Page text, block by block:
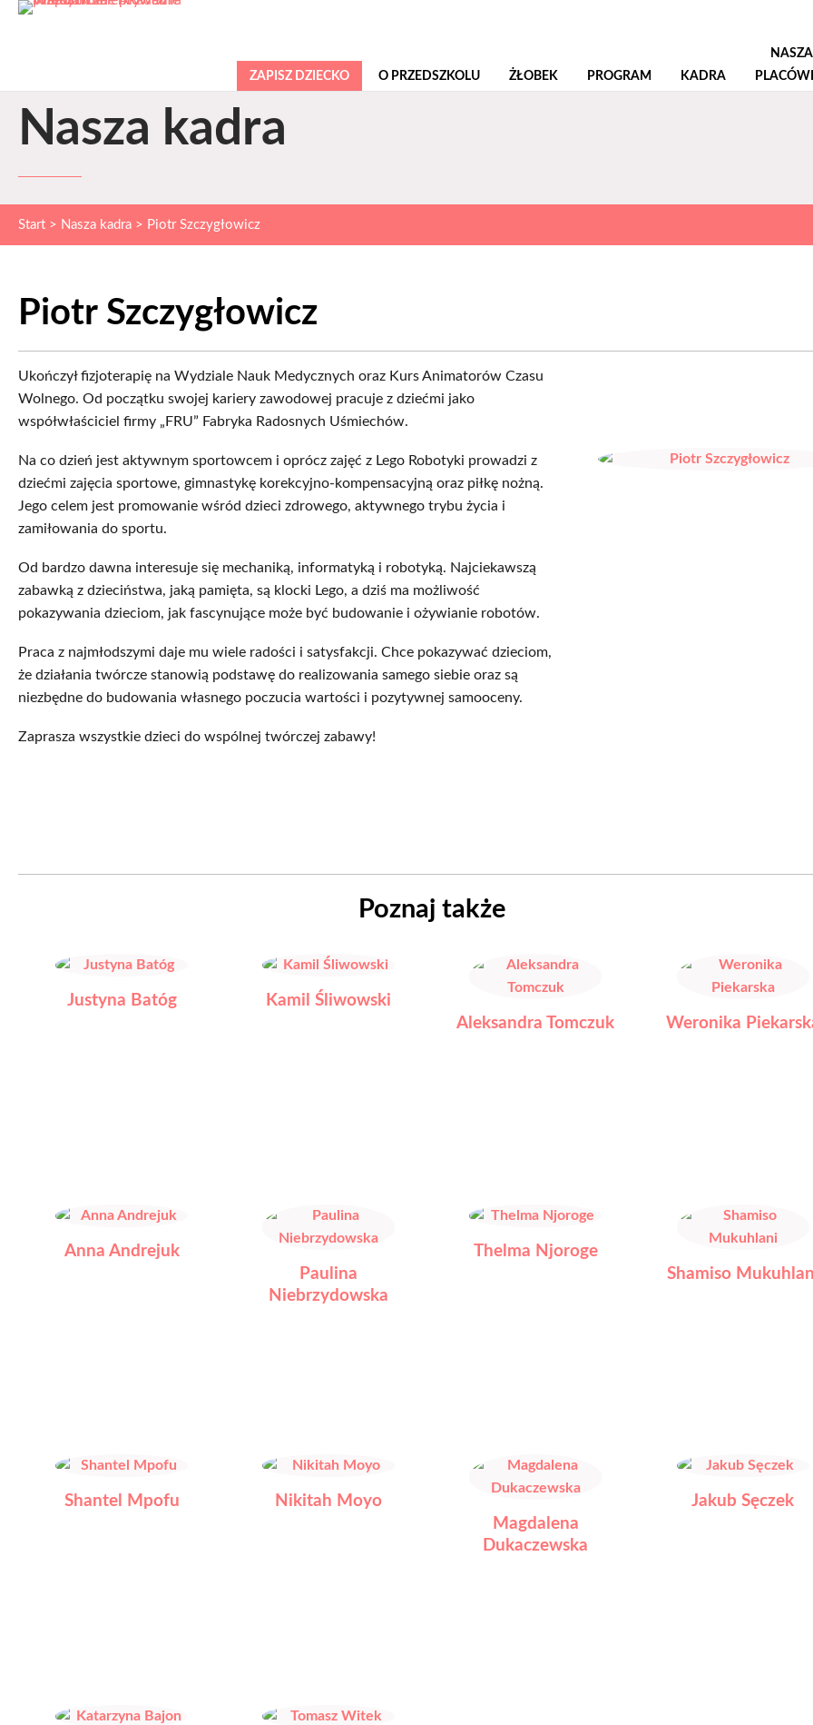
ZAPISZ DZIECKO O PRZEDSZKOLU ŻŁOBEK PROGRAM KADRA
NASZA
Nasza kadra
Start > Nasza kadra > Piotr Szczygłowicz
Piotr Szczygłowicz
Ukończył fizjoterapię na Wydziale Nauk Medycznych oraz Kurs Animatorów Czasu
Wolnego. Od początku swojej kariery zawodowej pracuje z dziećmi jako
współwłaściciel firmy „FRU” Fabryka Radosnych Uśmiechów.
Na co dzień jest aktywnym sportowcem i oprócz zajęć z Lego Robotyki prowadzi z
dziećmi zajęcia sportowe, gimnastykę korekcyjno-kompensacyjną oraz piłkę nożną.
Jego celem jest promowanie wśród dzieci zdrowego, aktywnego trybu życia i
zamiłowania do sportu.
Od bardzo dawna interesuje się mechaniką, informatyką i robotyką. Najciekawszą
zabawką z dzieciństwa, jaką pamięta, są klocki Lego, a dziś ma możliwość
pokazywania dzieciom, jak fascynujące może być budowanie i ożywianie robotów.
Praca z najmłodszymi daje mu wiele radości i satysfakcji. Chce pokazywać dzieciom,
że działania twórcze stanowią podstawę do realizowania samego siebie oraz są
niezbędne do budowania własnego poczucia wartości i pozytywnej samooceny.
Zaprasza wszystkie dzieci do wspólnej twórczej zabawy!
Poznaj także
Justyna Batóg
Kamil Śliwowski
Aleksandra Tomczuk
Weronika
Anna Andrejuk
Paulina
Niebrzydowska
Thelma Njoroge
Shamiso
Shantel Mpofu
Nikitah Moyo
Magdalena
Dukaczewska
Jakub Sęczek